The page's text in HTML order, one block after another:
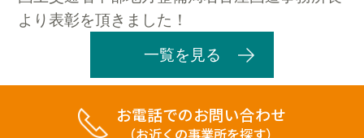
より表彰を頂きました！
一覧を見る
お電話でのお問い合わせ
（お近くの事業所を探す）